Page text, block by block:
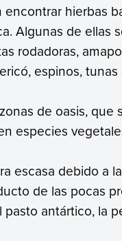
hierbas
Algunas de ellas
rodadoras,
espinos,
de oasis, que
especies
escasa debido a
de las pocas
antártico, la